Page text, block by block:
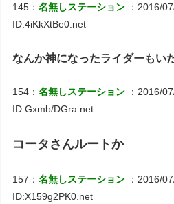
145：名無しステーション
：2016/
ID:4iKkXtBe0.net
なんか神になったライダーもい
154：名無しステーション
：2016/
ID:Gxmb/DGra.net
コータさんルートか
157：名無しステーション
：2016/
ID:X159g2PK0.net